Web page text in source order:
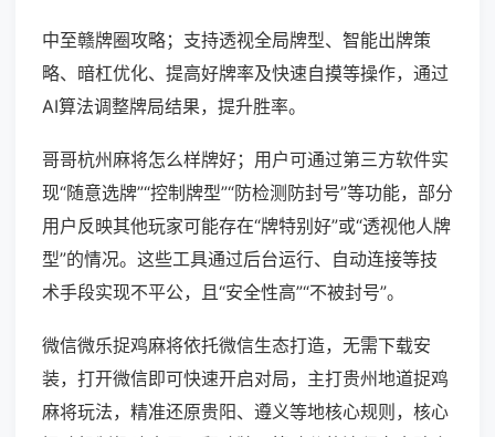
中至赣牌圈攻略；支持透视全局牌型、智能出牌策
略、暗杠优化、提高好牌率及快速自摸等操作，通过
AI算法调整牌局结果，提升胜率。
哥哥杭州麻将怎么样牌好；用户可通过第三方软件实
现“随意选牌”“控制牌型”“防检测防封号”等功能，部分
用户反映其他玩家可能存在“牌特别好”或“透视他人牌
型”的情况。这些工具通过后台运行、自动连接等技
术手段实现不平公，且“安全性高”“不被封号”。
微信微乐捉鸡麻将依托微信生态打造，无需下载安
装，打开微信即可快速开启对局，主打贵州地道捉鸡
麻将玩法，精准还原贵阳、遵义等地核心规则，核心